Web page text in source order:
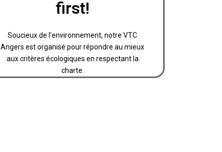
first!
Soucieux de l'environnement, notre VTC
Angers est organisé pour répondre au mieux
aux critères écologiques en respectant la
charte.
Pour votre confort
sécurisé par CB ou espèces.